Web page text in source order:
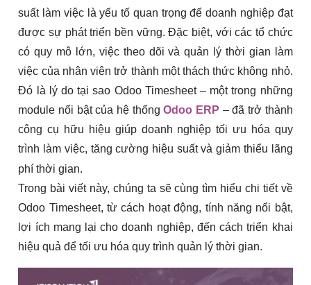
suất làm việc là yếu tố quan trọng để doanh nghiệp đạt
được sự phát triển bền vững. Đặc biệt, với các tổ chức
có quy mô lớn, việc theo dõi và quản lý thời gian làm
việc của nhân viên trở thành một thách thức không nhỏ.
Đó là lý do tại sao Odoo Timesheet – một trong những
module nổi bật của hệ thốngOdoo ERP – đã trở thành
công cụ hữu hiệu giúp doanh nghiệp tối ưu hóa quy
trình làm việc, tăng cường hiệu suất và giảm thiểu lãng
phí thời gian.
Trong bài viết này, chúng ta sẽ cùng tìm hiểu chi tiết về
Odoo Timesheet, từ cách hoạt động, tính năng nổi bật,
lợi ích mang lại cho doanh nghiệp, đến cách triển khai
hiệu quả để tối ưu hóa quy trình quản lý thời gian.